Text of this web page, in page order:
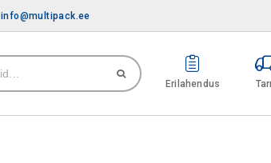
info@multipack.ee
Erilahendus